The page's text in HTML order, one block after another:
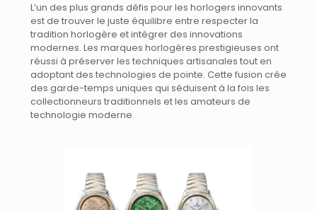
L’un des plus grands défis pour les horlogers innovants
est de trouver le juste équilibre entre respecter la
tradition horlogère et intégrer des innovations
modernes. Les marques horlogères prestigieuses ont
réussi à préserver les techniques artisanales tout en
adoptant des technologies de pointe. Cette fusion crée
des garde-temps uniques qui séduisent à la fois les
collectionneurs traditionnels et les amateurs de
technologie moderne.